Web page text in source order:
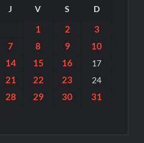
J V S D
1 2
3
7 8 9
10
14 15 16 17
21 22 23 24
28 29 30 31